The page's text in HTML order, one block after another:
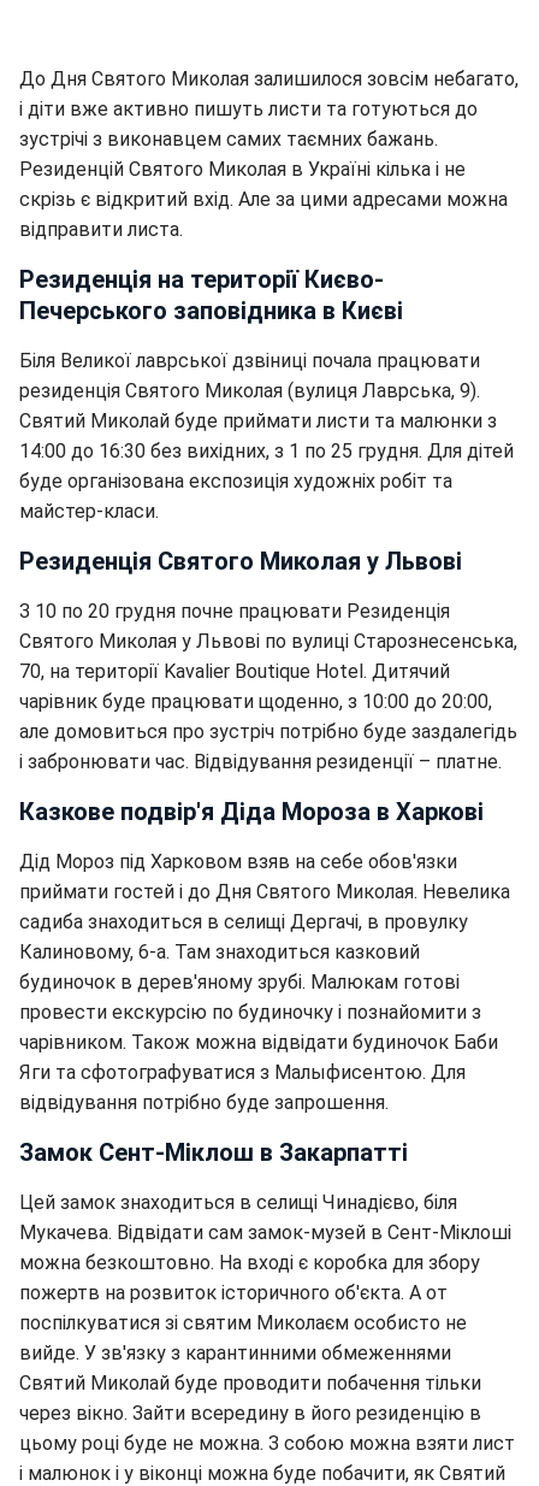
До Дня Святого Миколая залишилося зовсім небагато,
і діти вже активно пишуть листи та готуються до
зустрічі з виконавцем самих таємних бажань.
Резиденцій Святого Миколая в Україні кілька і не
скрізь є відкритий вхід. Але за цими адресами можна
відправити листа.
Резиденція на території Києво-
Печерського заповідника в Києві
Біля Великої лаврської дзвіниці почала працювати
резиденція Святого Миколая (вулиця Лаврська, 9).
Святий Миколай буде приймати листи та малюнки з
14:00 до 16:30 без вихідних, з 1 по 25 грудня. Для дітей
буде організована експозиція художніх робіт та
майстер-класи.
Резиденція Святого Миколая у Львові
З 10 по 20 грудня почне працювати Резиденція
Святого Миколая у Львові по вулиці Старознесенська,
70, на території Kavalier Boutique Hotel. Дитячий
чарівник буде працювати щоденно, з 10:00 до 20:00,
але домовиться про зустріч потрібно буде заздалегідь
і забронювати час. Відвідування резиденції – платне.
Казкове подвір'я Діда Мороза в Харкові
Дід Мороз під Харковом взяв на себе обов'язки
приймати гостей і до Дня Святого Миколая. Невелика
садиба знаходиться в селищі Дергачі, в провулку
Калиновому, 6-а. Там знаходиться казковий
будиночок в дерев'яному зрубі. Малюкам готові
провести екскурсію по будиночку і познайомити з
чарівником. Також можна відвідати будиночок Баби
Яги та сфотографуватися з Малыфисентою. Для
відвідування потрібно буде запрошення.
Замок Сент-Міклош в Закарпатті
Цей замок знаходиться в селищі Чинадієво, біля
Мукачева. Відвідати сам замок-музей в Сент-Міклоші
можна безкоштовно. На вході є коробка для збору
пожертв на розвиток історичного об'єкта. А от
поспілкуватися зі святим Миколаєм особисто не
вийде. У зв'язку з карантинними обмеженнями
Святий Миколай буде проводити побачення тільки
через вікно. Зайти всередину в його резиденцію в
цьому році буде не можна. З собою можна взяти лист
і малюнок і у віконці можна буде побачити, як Святий